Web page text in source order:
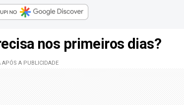
nos primeiros dias?